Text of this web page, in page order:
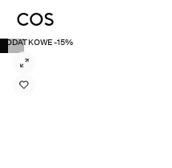
DODATKOWE -15%